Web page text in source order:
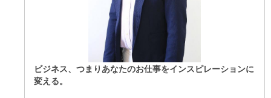
ビジネス、つまりあなたのお仕事をインスピレーションに
変える。